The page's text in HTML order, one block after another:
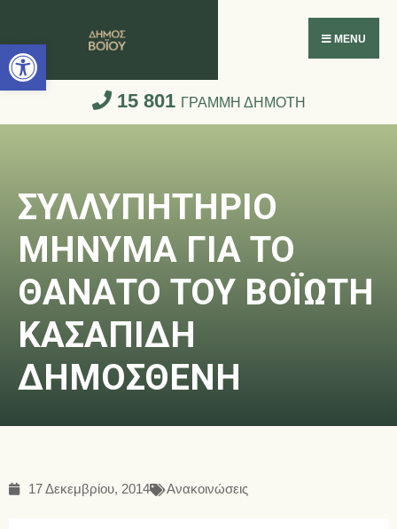
Ανοίξτε τη γραμμή εργαλείων
MENU
15 801 ΓΡΑΜΜΗ ΔΗΜΟΤΗ
ΣΥΛΛΥΠΗΤΗΡΙΟ
ΜΗΝΥΜΑ ΓΙΑ ΤΟ
ΘΑΝΑΤΟ ΤΟΥ ΒΟΪΩΤΗ
ΚΑΣΑΠΙΔΗ
ΔΗΜΟΣΘΕΝΗ
17 Δεκεμβρίου, 2014 Ανακοινώσεις